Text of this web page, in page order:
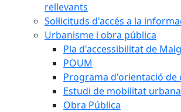
rellevants
Sol·licituds d'accés a la
Urbanisme i obra pública
Pla d'accessibilitat de
POUM
Programa d'orientació de
Estudi de mobilitat urbana
Obra Pública